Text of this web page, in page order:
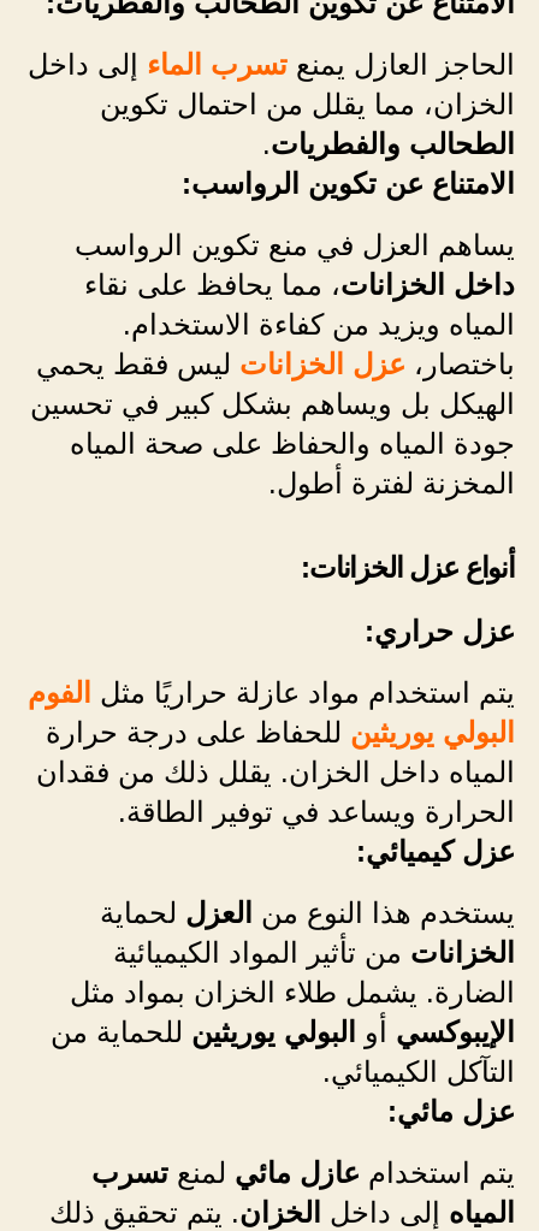
الحاجز العازل يمنع تسرب الماء إلى داخل
الخزان، مما يقلل من احتمال تكوين
الطحالب والفطريات.
الامتناع عن تكوين الرواسب:
يساهم العزل في منع تكوين الرواسب
داخل الخزانات، مما يحافظ على نقاء
المياه ويزيد من كفاءة الاستخدام.
باختصار، عزل الخزانات ليس فقط يحمي
الهيكل بل ويساهم بشكل كبير في تحسين
جودة المياه والحفاظ على صحة المياه
المخزنة لفترة أطول.
أنواع عزل الخزانات:
عزل حراري:
يتم استخدام مواد عازلة حراريًا مثل الفوم
البولي يوريثين للحفاظ على درجة حرارة
المياه داخل الخزان. يقلل ذلك من فقدان
الحرارة ويساعد في توفير الطاقة.
عزل كيميائي:
يستخدم هذا النوع من العزل لحماية
الخزانات من تأثير المواد الكيميائية
الضارة. يشمل طلاء الخزان بمواد مثل
الإيبوكسي أو البولي يوريثين للحماية من
التآكل الكيميائي.
عزل مائي:
يتم استخدام عازل مائي لمنع تسرب
المياه إلى داخل الخزان. يتم تحقيق ذلك